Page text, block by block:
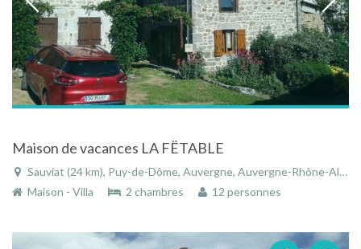
Maison de vacances LA FËTABLE
Sauviat (24 km), Puy-de-Dôme, Auvergne, Auvergne-Rhône-Alpes, France
Maison - Villa
2 chambres 12 personnes